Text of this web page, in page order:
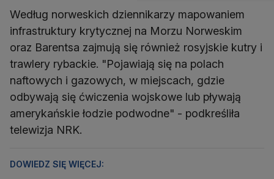
Według norweskich dziennikarzy mapowaniem
infrastruktury krytycznej na Morzu Norweskim
oraz Barentsa zajmują się również rosyjskie kutry i
trawlery rybackie. "Pojawiają się na polach
naftowych i gazowych, w miejscach, gdzie
odbywają się ćwiczenia wojskowe lub pływają
amerykańskie łodzie podwodne" - podkreśliła
telewizja NRK.
DOWIEDZ SIĘ WIĘCEJ: